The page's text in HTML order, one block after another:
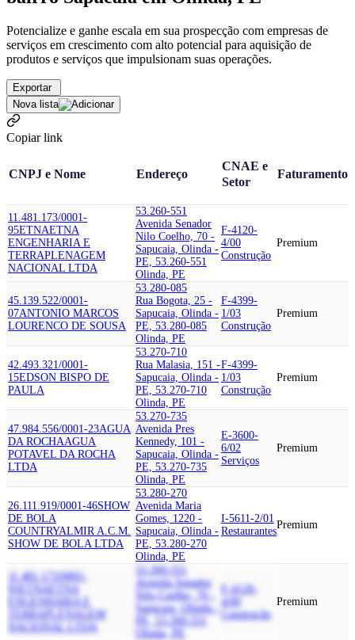
Potencialize e ganhe escala em sua prospecção com empresas de
serviços em crescimento com alto potencial para aquisição de
produtos e serviços que impulsionam suas operações.
Exportar
Nova lista
Copiar link
CNPJ e Nome Endereço
CNAE e
Setor
Faturamento
11.481.173/0001-
95ETNAETNA
ENGENHARIA E
TERRAPLENAGEM
NACIONAL LTDA
53.260-551
Avenida Senador
Nilo Coelho, 70 -
Sapucaia, Olinda -
PE, 53.260-551
Olinda, PE
F-4120-
4/00
Construção
Premium
45.139.522/0001-
07ANTONIO MARCOS
LOURENCO DE SOUSA
53.280-085
Rua Bogota, 25 -
Sapucaia, Olinda -
PE, 53.280-085
Olinda, PE
F-4399-
1/03
Construção
Premium
42.493.321/0001-
15EDSON BISPO DE
PAULA
53.270-710
Rua Malasia, 151 -
Sapucaia, Olinda -
PE, 53.270-710
Olinda, PE
F-4399-
1/03
Construção
Premium
47.984.556/0001-23AGUA
DA ROCHAAGUA
POTAVEL DA ROCHA
LTDA
53.270-735
Avenida Pres
Kennedy, 101 -
Sapucaia, Olinda -
PE, 53.270-735
Olinda, PE
E-3600-
6/02
Serviços
Premium
26.111.919/0001-46SHOW
DE BOLA
COUNTRYALMIR A.C.M.
SHOW DE BOLA LTDA
53.280-270
Avenida Maria
Gomes, 1220 -
Sapucaia, Olinda -
PE, 53.280-270
Olinda, PE
I-5611-2/01
Restaurantes
Premium
11.481.173/0001-
ETNAETNA
ENGENHARIA E
TERRAPLENAGEM
NACIONAL LTDA
53.260-551
Avenida Senador
Nilo Coelho, 70 -
Sapucaia, Olinda -
PE, 53.260-551
Olinda, PE
F-4120-
4/00
Construção
Premium